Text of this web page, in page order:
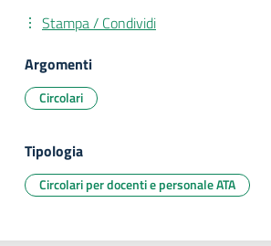
Stampa / Condividi
Argomenti
Circolari
Tipologia
Circolari per docenti e personale ATA